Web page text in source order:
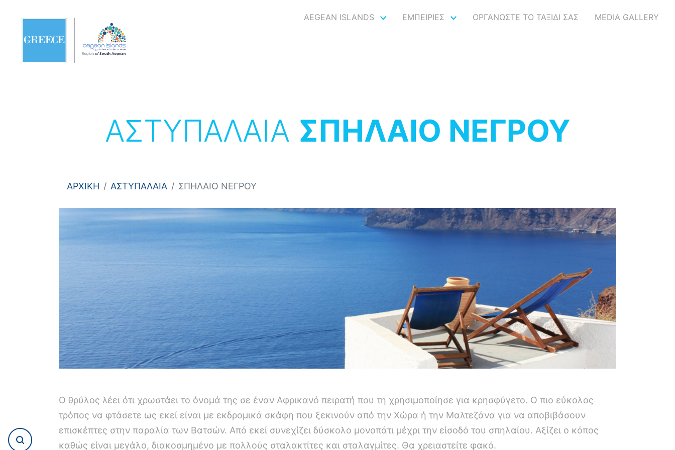
AEGEAN ISLANDS ΕΜΠΕΙΡΙΕΣ ΟΡΓΑΝΩΣΤΕ ΤΟ ΤΑΞΙΔΙ ΣΑΣ MEDIA GALLERY
ΑΣΤΥΠΑΛΑΙΑ ΣΠΗΛΑΙΟ ΝΕΓΡΟΥ
ΑΡΧΙΚΗ ΑΣΤΥΠΑΛΑΙΑ ΣΠΗΛΑΙΟ ΝΕΓΡΟΥ
Ο θρύλος λέει ότι χρωστάει το όνομά της σε έναν Αφρικανό πειρατή που τη χρησιμοποίησε για κρησφύγετο. Ο πιο εύκολος
τρόπος να φτάσετε ως εκεί είναι με εκδρομικά σκάφη που ξεκινούν από την Χώρα ή την Μαλτεζάνα για να αποβιβάσουν
επισκέπτες στην παραλία των Βατσών. Από εκεί συνεχίζει δύσκολο μονοπάτι μέχρι την είσοδό του σπηλαίου. Αξίζει ο κόπος
καθώς είναι μεγάλο, διακοσμημένο με πολλούς σταλακτίτες και σταλαγμίτες. Θα χρειαστείτε φακό.